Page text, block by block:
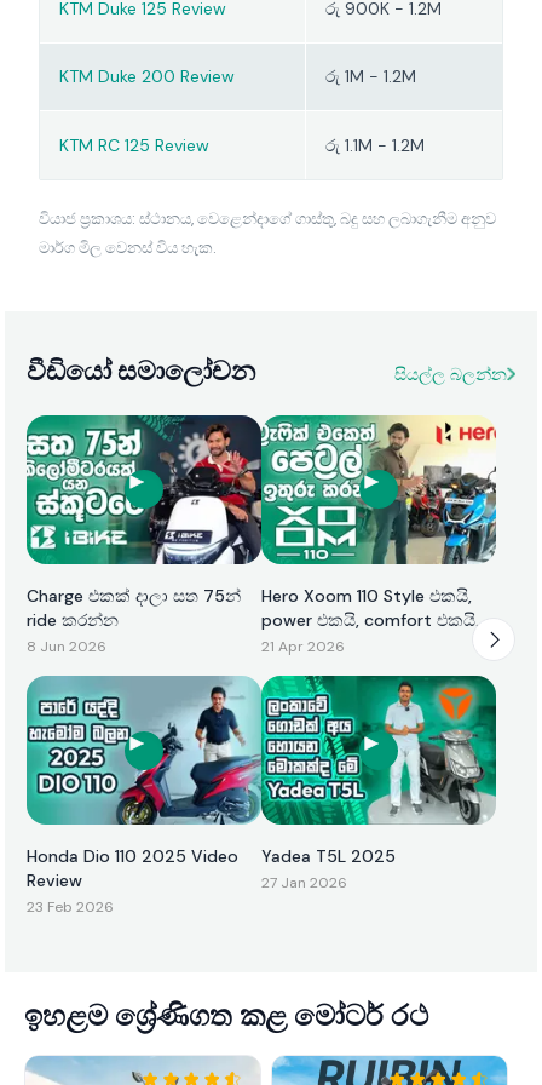
KTM Duke 125 Review රු 900K - 1.2M
KTM Duke 200 Review රු 1M - 1.2M
KTM RC 125 Review රු 1.1M - 1.2M
වියාජ ප්‍රකාශය: ස්ථානය, වෙළෙන්දාගේ ගාස්තු, බදු සහ ලබාගැනීම අනුව
මාර්ග මිල වෙනස් විය හැක.
වීඩියෝ සමාලෝචන සියල්ල බලන්න
Charge එකක් දාලා සත 75න්
ride කරන්න
8 Jun 2026
Hero Xoom 110 Style එකයි,
power එකයි, comfort එකයි
එකටම
21 Apr 2026
Honda Dio 110 2025 Video
Review
23 Feb 2026
Yadea T5L 2025
27 Jan 2026
ඉහළම ශ්‍රේණිගත කළ මෝටර් රථ